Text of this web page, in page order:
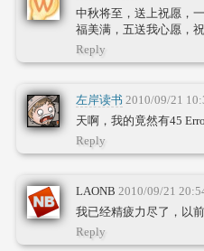
中秋将至，送上祝愿，
福美满，五送我心愿，
Reply
左岸读书 2010/09/21
天啊，我的竟然有45
Reply
LAONB 2010/09/21
我已经精疲力尽了，以
Reply